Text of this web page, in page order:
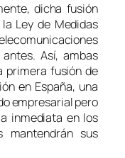
dicha fusión
Ley de Medidas
Así, ambas
primera fusión de
en España, una
empresarial pero
inmediata en los
mantendrán sus